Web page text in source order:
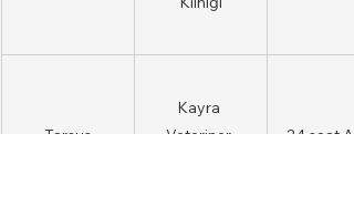
Tarsus
Kayra
Veteriner
24 saat